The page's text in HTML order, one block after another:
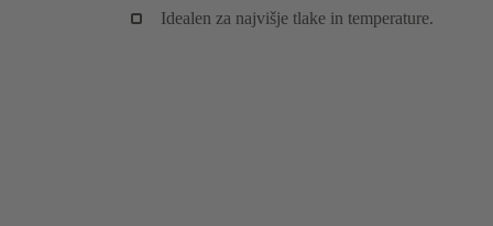
Idealen za najvišje tlake in temperature.